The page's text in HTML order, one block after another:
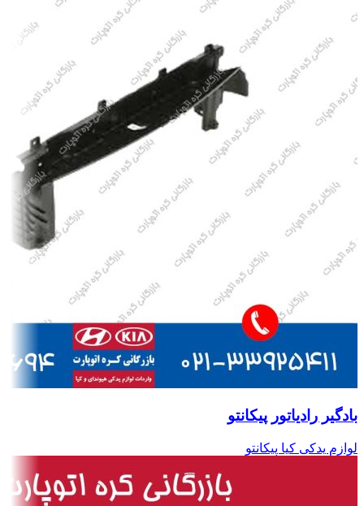
بادگیر رادیاتور پیکانتو
لوازم یدکی کیا پیکانتو